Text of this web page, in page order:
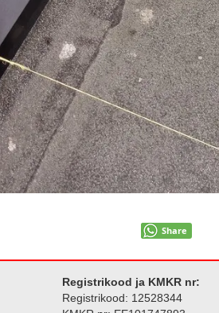
Share
Registrikood ja KMKR nr:
Registrikood: 12528344